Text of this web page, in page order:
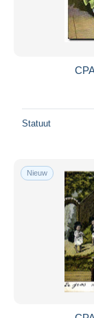
Statuut
Nieuw